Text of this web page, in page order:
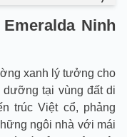
Emeralda Ninh Bình
lái của gia đình hoặc
Ninh Bình
thự tại Emeralda
Ninh
xanh lý tưởng cho
dưỡng tại vùng đất di
trúc Việt cổ, phảng
ngôi nhà với mái